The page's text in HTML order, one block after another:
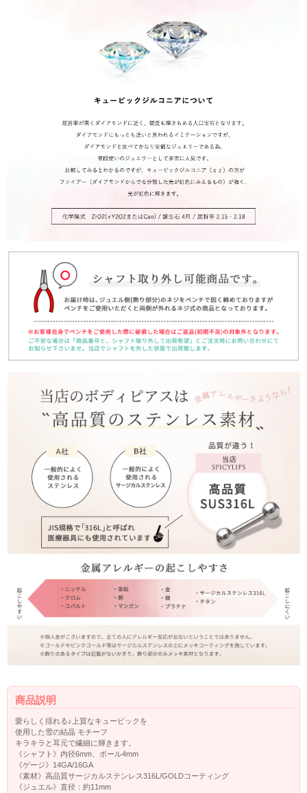
商品説明
愛らしく揺れる♪上質なキュービックを
使用した雪の結晶 モチーフ
キラキラと耳元で繊細に輝きます。
《シャフト》内径6mm、ボール4mm
《ゲージ》14GA/16GA
《素材》高品質サージカルステンレス316L/GOLDコーティング
《ジュエル》直径：約11mm